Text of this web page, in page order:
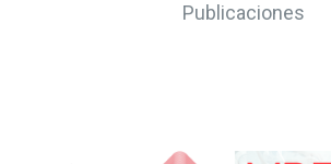
Publicaciones